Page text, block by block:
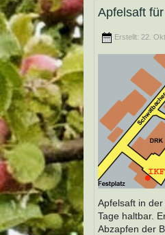
Apfelsaft
Erstellt: 22.
Apfelsaft in
Tage haltbar.
Abzapfen der